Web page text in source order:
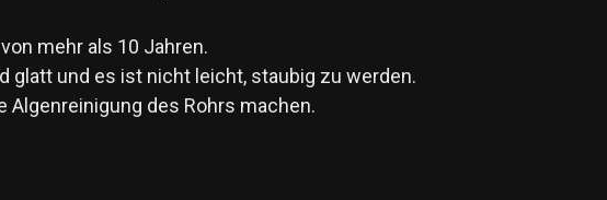
mehr als 10 Jahren.
glatt und es ist nicht leicht, staubig zu werden.
Algenreinigung des Rohrs machen.